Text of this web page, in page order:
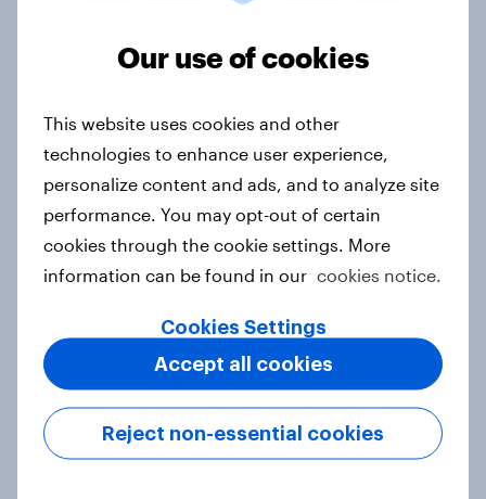
Australia Word of Mouth Risers
India Word of Mouth Risers 2026
Article
Singapore Word of Mouth Risers
Article
Our use of cookies
This website uses cookies and other
technologies to enhance user experience,
personalize content and ads, and to analyze site
performance. You may opt-out of certain
cookies through the cookie settings. More
information can be found in our cookies notice.
Cookies Settings
Reject non-essential cookies
Accept all cookies